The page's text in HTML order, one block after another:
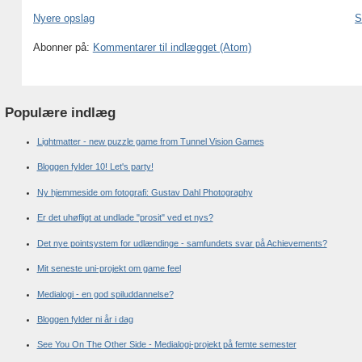
Nyere opslag
Abonner på: Kommentarer til indlægget (Atom)
Populære indlæg
Lightmatter - new puzzle game from Tunnel Vision Games
Bloggen fylder 10! Let's party!
Ny hjemmeside om fotografi: Gustav Dahl Photography
Er det uhøfligt at undlade "prosit" ved et nys?
Det nye pointsystem for udlændinge - samfundets svar på Achievements?
Mit seneste uni-projekt om game feel
Medialogi - en god spiluddannelse?
Bloggen fylder ni år i dag
See You On The Other Side - Medialogi-projekt på femte semester